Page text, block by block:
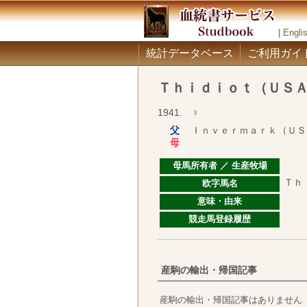
統計データベース ご利用ガイ
Ｔｈｉｄｉｏｔ（ＵＳ
1941. ♀
父
Ｉｎｖｅｒｍａｒｋ（Ｕ
母
母馬所有者 ／ 生産牧場
欧字馬名
Ｔｈ
意味・由来
競走馬登録履歴
産駒の輸出・帰国記事
産駒の輸出・帰国記事はありません